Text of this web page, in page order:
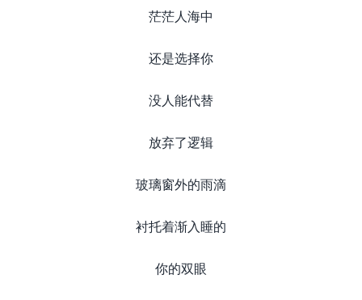
茫茫人海中
还是选择你
没人能代替
放弃了逻辑
玻璃窗外的雨滴
衬托着渐入睡的
你的双眼